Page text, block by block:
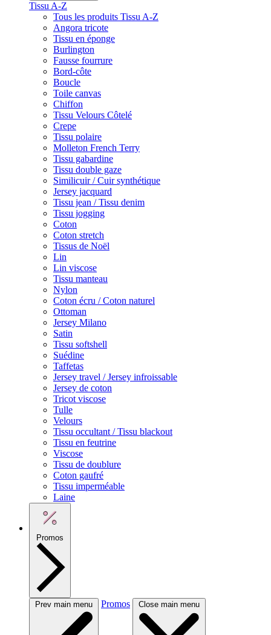
Tissu A-Z
Tous les produits Tissu A-Z
Angora tricote
Tissu en éponge
Burlington
Fausse fourrure
Bord-côte
Boucle
Toile canvas
Chiffon
Tissu Velours Côtelé
Crepe
Tissu polaire
Molleton French Terry
Tissu gabardine
Tissu double gaze
Similicuir / Cuir synthétique
Jersey jacquard
Tissu jean / Tissu denim
Tissu jogging
Coton
Coton stretch
Tissus de Noël
Lin
Lin viscose
Tissu manteau
Nylon
Coton écru / Coton naturel
Ottoman
Jersey Milano
Satin
Tissu softshell
Suédine
Taffetas
Jersey travel / Jersey infroissable
Jersey de coton
Tricot viscose
Tulle
Velours
Tissu occultant / Tissu blackout
Tissu en feutrine
Viscose
Tissu de doublure
Coton gaufré
Tissu imperméable
Laine
Promos
Prev main menu Promos Close main menu